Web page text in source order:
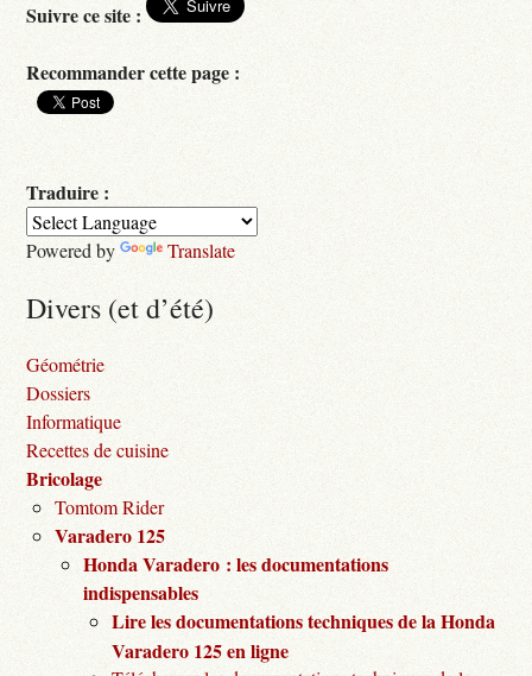
Suivre ce site :
Recommander cette page :
Traduire :
Powered by Translate
Divers (et d’été)
Géométrie
Dossiers
Informatique
Recettes de cuisine
Bricolage
Tomtom Rider
Varadero 125
Honda Varadero : les documentations
indispensables
Lire les documentations techniques de la Honda
Varadero 125 en ligne